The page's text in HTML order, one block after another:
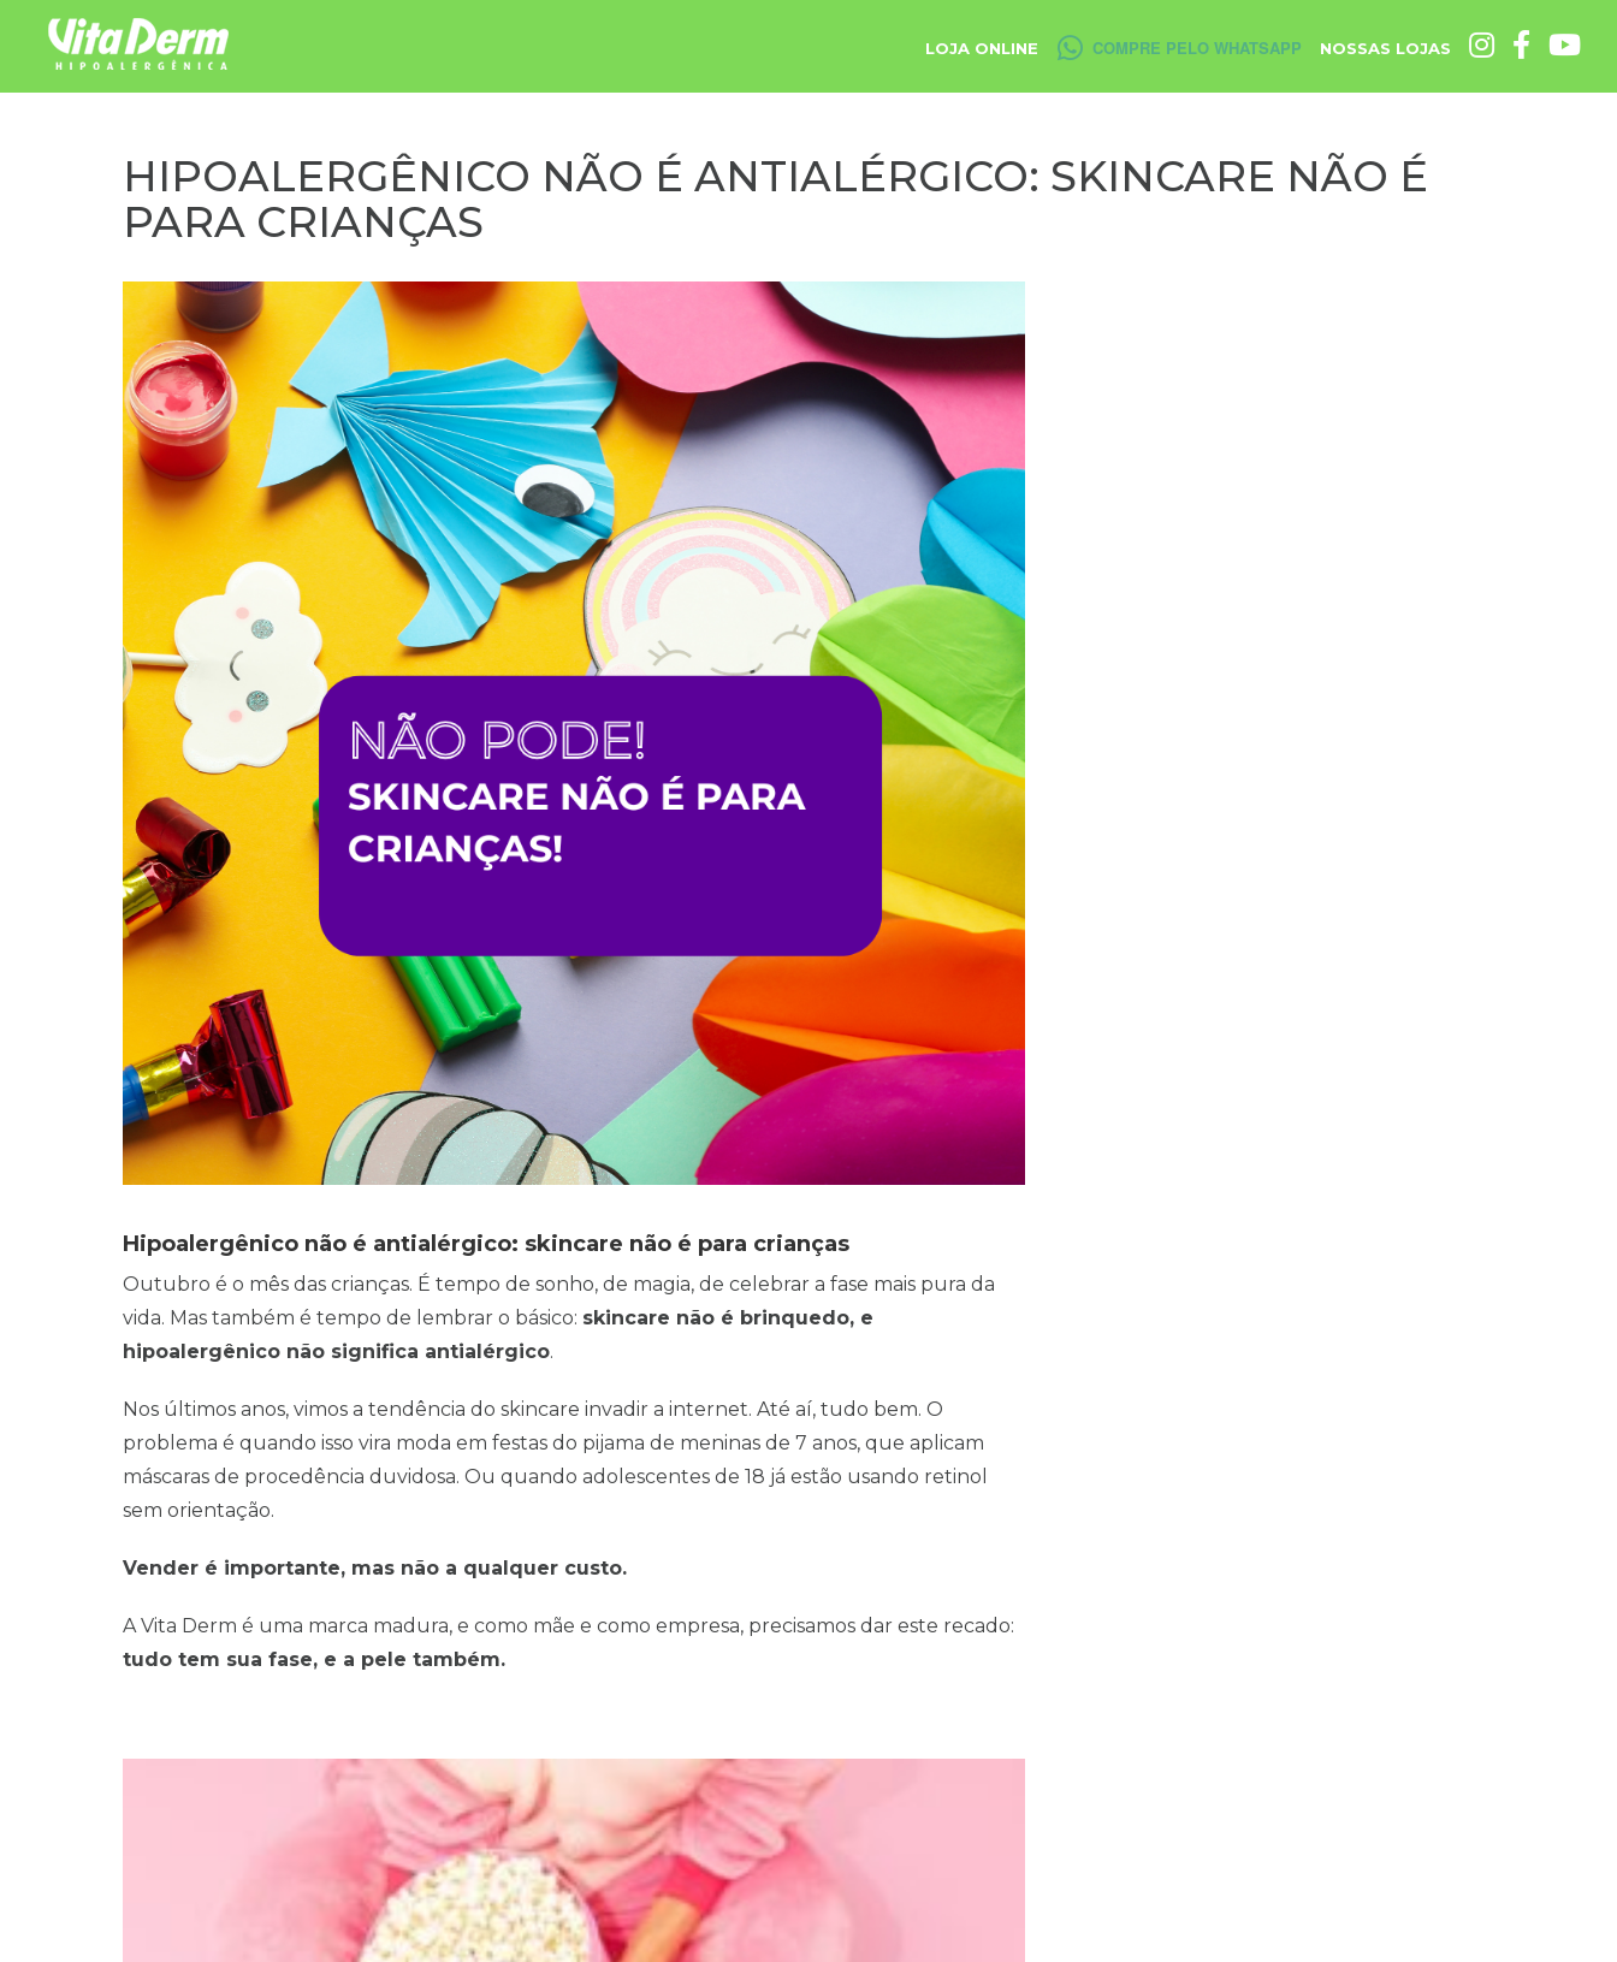
LOJA ONLINE COMPRE PELO WHATSAPP NOSSAS LOJAS
HIPOALERGÊNICO NÃO É ANTIALÉRGICO: SKINCARE NÃO É
PARA CRIANÇAS
Hipoalergênico não é antialérgico: skincare não é para crianças
Outubro é o mês das crianças. É tempo de sonho, de magia, de celebrar a fase mais pura da
vida. Mas também é tempo de lembrar o básico: skincare não é brinquedo, e
hipoalergênico não significa antialérgico.
Nos últimos anos, vimos a tendência do skincare invadir a internet. Até aí, tudo bem. O
problema é quando isso vira moda em festas do pijama de meninas de 7 anos, que aplicam
máscaras de procedência duvidosa. Ou quando adolescentes de 18 já estão usando retinol
sem orientação.
Vender é importante, mas não a qualquer custo.
A Vita Derm é uma marca madura, e como mãe e como empresa, precisamos dar este recado:
tudo tem sua fase, e a pele também.